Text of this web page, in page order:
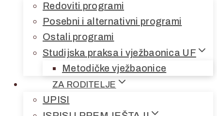
Redoviti programi
Posebni i alternativni programi
Ostali programi
Studijska praksa i vježbaonica UF
Metodičke vježbaonice
ZA RODITELJE
UPISI